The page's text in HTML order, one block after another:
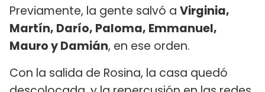
Previamente, la gente salvó a Virginia,
Martín, Darío, Paloma, Emmanuel,
Mauro y Damián, en ese orden.
Con la salida de Rosina, la casa quedó